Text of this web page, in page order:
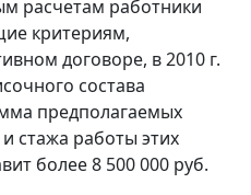
расчетам работники
критериям,
договоре, в 2010 г.
состава
предполагаемых
стажа работы этих
более 8 500 000 руб.